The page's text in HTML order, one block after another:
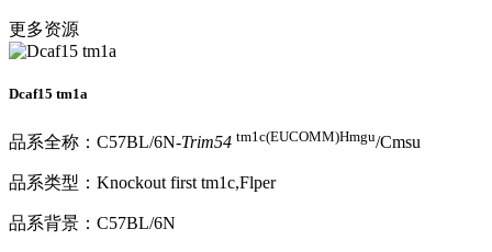
更多资源
Dcaf15 tm1a
品系全称：C57BL/6N-Trim54 tm1c(EUCOMM)Hmgu/Cmsu
品系类型：Knockout first tm1c,Flper
品系背景：C57BL/6N